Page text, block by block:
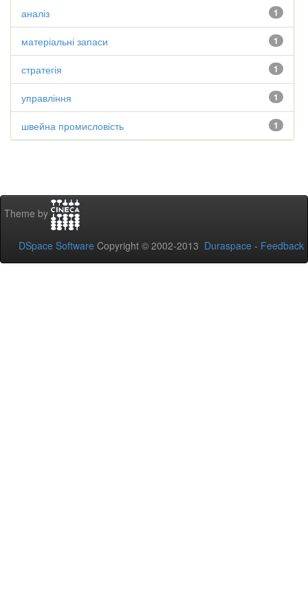
1
аналіз
1
матеріальні запаси
1
стратегія
1
управління
1
швейна промисловість
Theme by
DSpace Software Copyright © 2002-2013 Duraspace - Feedback